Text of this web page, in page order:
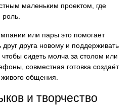
маленьким проектом, где
или пары это помогает
друга новому и поддерживать
чтобы сидеть молча за столом или
совместная готовка создаёт
общения.
и творчество